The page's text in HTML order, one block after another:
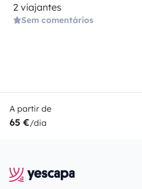
2 viajantes
Sem comentários
A partir de
65 €/dia